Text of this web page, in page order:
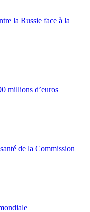
la Russie face à la
millions d’euros
de la Commission